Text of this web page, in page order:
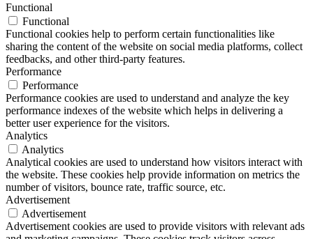
Functional
Functional
Functional cookies help to perform certain functionalities like
sharing the content of the website on social media platforms, collect
feedbacks, and other third-party features.
Performance
Performance
Performance cookies are used to understand and analyze the key
performance indexes of the website which helps in delivering a
better user experience for the visitors.
Analytics
Analytics
Analytical cookies are used to understand how visitors interact with
the website. These cookies help provide information on metrics the
number of visitors, bounce rate, traffic source, etc.
Advertisement
Advertisement
Advertisement cookies are used to provide visitors with relevant ads